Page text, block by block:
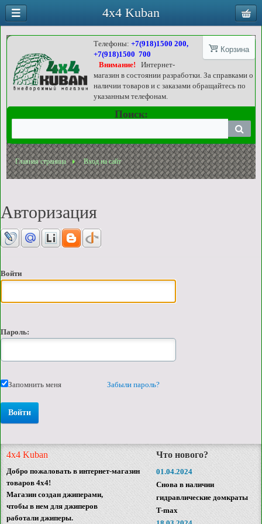
Корзина
Телефоны:+7(918)1500 200,
+7(918)1500 700
Внимание!
Интернет-
магазин в состоянии разработки. За справками о
наличии товаров и с заказами обращайтесь по
указанным телефонам.
Поиск:
Главная страница Вход на сайт
Авторизация
Войти
Пароль:
Запомнить меня Забыли пароль?
4x4 Kuban
Добро пожаловать в интернет-магазин
товаров 4x4!
Магазин создан джиперами,
чтобы в нем для джиперов
работали джиперы.
Что нового?
01.04.2024
Снова в наличии
гидравлические домкраты
T-max
4x4 Kuban